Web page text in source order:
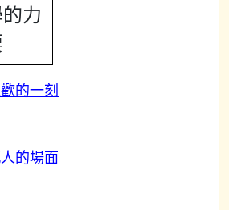
力
的一刻
的場面